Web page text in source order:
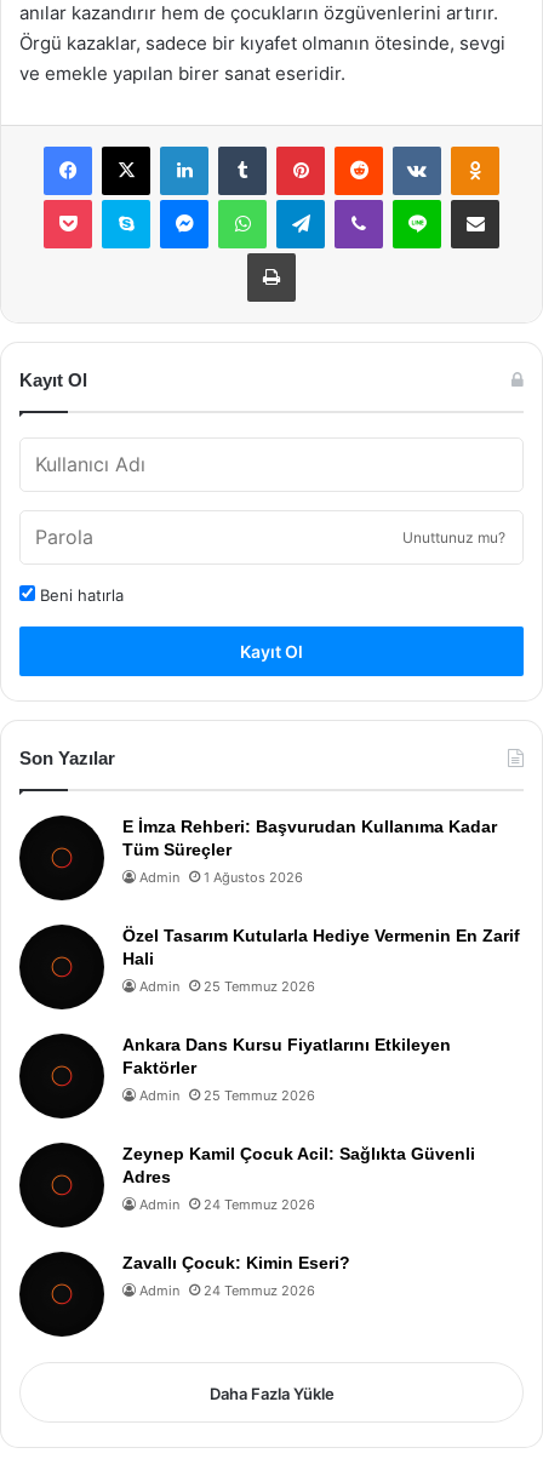
anılar kazandırır hem de çocukların özgüvenlerini artırır.
Örgü kazaklar, sadece bir kıyafet olmanın ötesinde, sevgi
ve emekle yapılan birer sanat eseridir.
Facebook
X LinkedInTumblr PinterestReddit VKontakte
Pocket Skype MessengerWhatsAppTelegramViber Line E-Posta ile
Yazdır
Kayıt Ol
Unuttunuz mu?
Beni hatırla
Kayıt Ol
Son Yazılar
E İmza Rehberi: Başvurudan Kullanıma Kadar
Tüm Süreçler
Admin 1 Ağustos 2026
Özel Tasarım Kutularla Hediye Vermenin En Zarif
Hali
Admin 25 Temmuz 2026
Ankara Dans Kursu Fiyatlarını Etkileyen
Faktörler
Admin 25 Temmuz 2026
Zeynep Kamil Çocuk Acil: Sağlıkta Güvenli
Adres
Admin 24 Temmuz 2026
Zavallı Çocuk: Kimin Eseri?
Admin 24 Temmuz 2026
Daha Fazla Yükle